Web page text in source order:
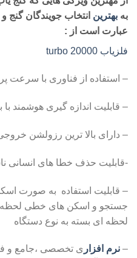
به بهترین انتخاب جویندگان گنج
عبارت است از :
فلزیاب turbo 20000
– استفاده از فناوری با سرعت
– قابلیت اندازه گیری هوشمند
– دارای بالا ترین رزولشن
-قابلیت حذف خطا های انسانی
– قابلیت استفاده به صورت
جستجو و اسکن های خطی
لحظه ای بسته به نوع دستگاه
– نرم افزار ی تخصصی ،جامع و